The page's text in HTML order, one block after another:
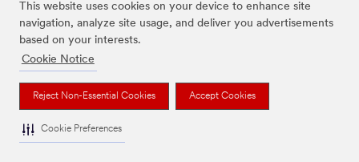
This website uses cookies on your device to enhance site
navigation, analyze site usage, and deliver you advertisements
based on your interests.
Cookie Notice
Reject Non-Essential Cookies Accept Cookies
Cookie Preferences